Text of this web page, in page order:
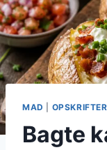
MAD OPSKRIFTER
Bagte